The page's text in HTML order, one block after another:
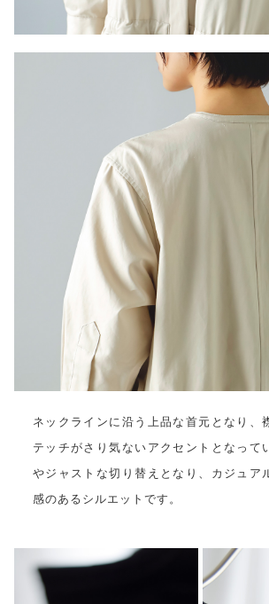
ネックラインに沿う上品な首元となり、
テッチがさり気ないアクセントとなって
やジャストな切り替えとなり、カジュア
感のあるシルエットです。